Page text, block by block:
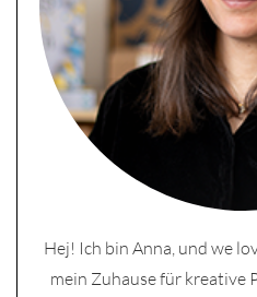
Hej! Ich bin Anna, und we
mein Zuhause für kreative